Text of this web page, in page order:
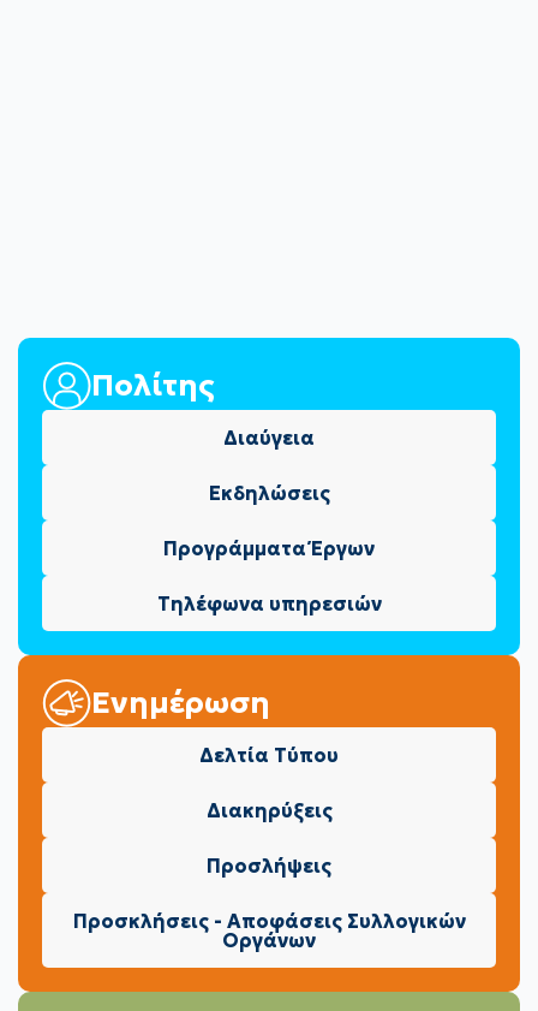
Πολίτης
Διαύγεια
Εκδηλώσεις
Προγράμματα Έργων
Τηλέφωνα υπηρεσιών
Ενημέρωση
Δελτία Τύπου
Διακηρύξεις
Προσλήψεις
Προσκλήσεις - Αποφάσεις Συλλογικών
Οργάνων